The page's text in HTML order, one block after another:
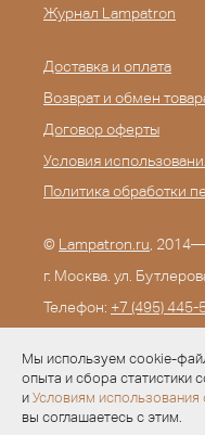
Мы используем cookie-
опыта и сбора статистики
и Условиям использования
вы соглашаетесь с этим.
Журнал Lampatron
Доставка и оплата
Возврат и обмен
Договор оферты
Условия
Политика обработки
© Lampatron.ru ,
г. Москва. ул.
Телефон: +7 (495) 445-
Разработка —Evid.ru